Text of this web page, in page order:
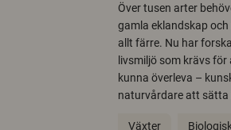
Över tusen arter
gamla eklandskap
allt färre. Nu har
livsmiljö som krävs
kunna överleva –
naturvårdare att sätta
Växter